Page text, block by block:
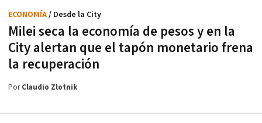
Milei seca la economía de pesos y en la
City alertan que el tapón monetario frena
la recuperación
ECONOMÍA/ Desde la City
PorClaudio Zlotnik